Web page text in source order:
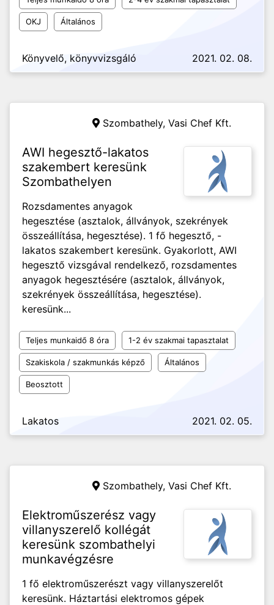
OKJ Általános
Könyvelő, könyvvizsgáló 2021. 02. 08.
Szombathely, Vasi Chef Kft.
AWI hegesztő-lakatos
szakembert keresünk
Szombathelyen
Rozsdamentes anyagok
hegesztése (asztalok, állványok, szekrények
összeállítása, hegesztése). 1 fő hegesztő, -
lakatos szakembert keresünk. Gyakorlott, AWI
hegesztő vizsgával rendelkező, rozsdamentes
anyagok hegesztésére (asztalok, állványok,
szekrények összeállítása, hegesztése).
keresünk...
Teljes munkaidő 8 óra 1-2 év szakmai tapasztalat
Szakiskola / szakmunkás képző Általános
Beosztott
Lakatos 2021. 02. 05.
Szombathely, Vasi Chef Kft.
Elektroműszerész vagy
villanyszerelő kollégát
keresünk szombathelyi
munkavégzésre
1 fő elektroműszerészt vagy villanyszerelőt
keresünk. Háztartási elektromos gépek